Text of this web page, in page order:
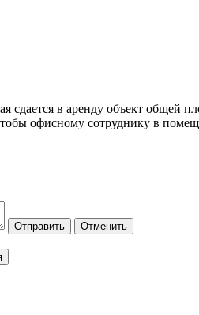
сдается в аренду объект
офисному сотруднику в